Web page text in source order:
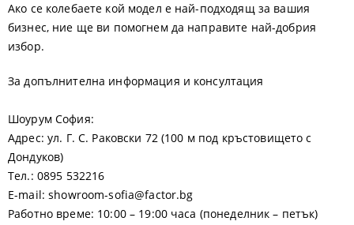
Ако се колебаете кой модел е най-подходящ за вашия
бизнес, ние ще ви помогнем да направите най-добрия
избор.
За допълнителна информация и консултация
Шоурум София:
Адрес: ул. Г. С. Раковски 72 (100 м под кръстовището с
Дондуков)
Тел.: 0895 532216
E-mail: showroom-sofia@factor.bg
Работно време: 10:00 – 19:00 часа (понеделник – петък)